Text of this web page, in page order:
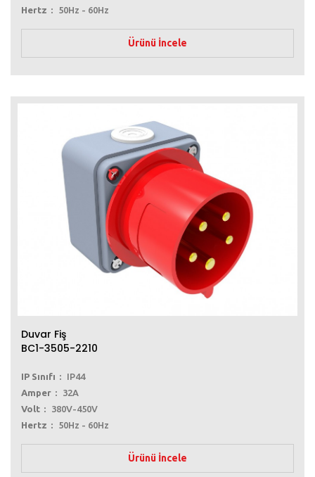
Hertz
50Hz - 60Hz
Ürünü İncele
Duvar Fiş
BC1-3505-2210
IP Sınıfı
IP44
Amper
32A
Volt
380V-450V
Hertz
50Hz - 60Hz
Ürünü İncele